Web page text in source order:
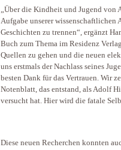
„Über die Kindheit und Jugend
Aufgabe unserer wissenschaftlichen
Geschichten zu trennen“, ergänzt
Buch zum Thema im Residenz
Quellen zu gehen und die neuen
uns erstmals der Nachlass seines
besten Dank für das Vertrauen. Wir
Notenblatt, das entstand, als Adolf
versucht hat. Hier wird die fatale
Diese neuen Recherchen konnten